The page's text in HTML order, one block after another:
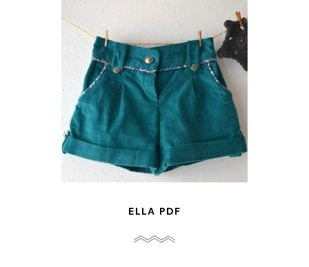
ELLA PDF